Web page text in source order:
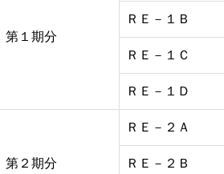
第１期分
ＲＥ－１Ｂ
ＲＥ－１Ｃ
ＲＥ－１Ｄ
第２期分
ＲＥ－２Ａ
ＲＥ－２Ｂ